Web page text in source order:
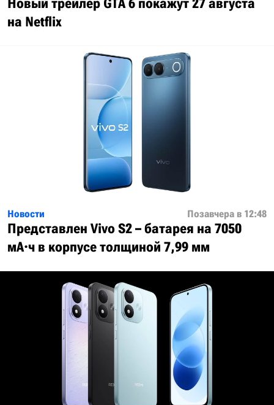
Новый трейлер GTA 6 покажут 27 августа
на Netflix
Новости Позавчера в 12:48
Представлен Vivo S2 – батарея на 7050
мА·ч в корпусе толщиной 7,99 мм